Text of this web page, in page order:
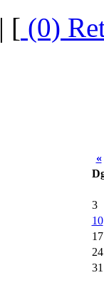
| [ (0)
«
3
10
17
24
31